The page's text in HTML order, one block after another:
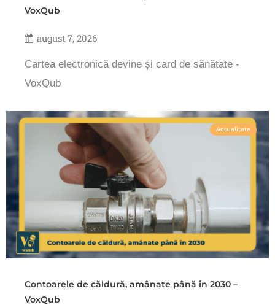
VoxQub
august 7, 2026
Cartea electronică devine și card de sănătate -
VoxQub
Actualitate
Contoarele de căldură, amânate până în 2030 –
VoxQub